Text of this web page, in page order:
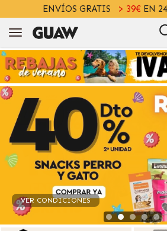
ENVÍOS GRATIS > 39€EN
VER CONDICIONES